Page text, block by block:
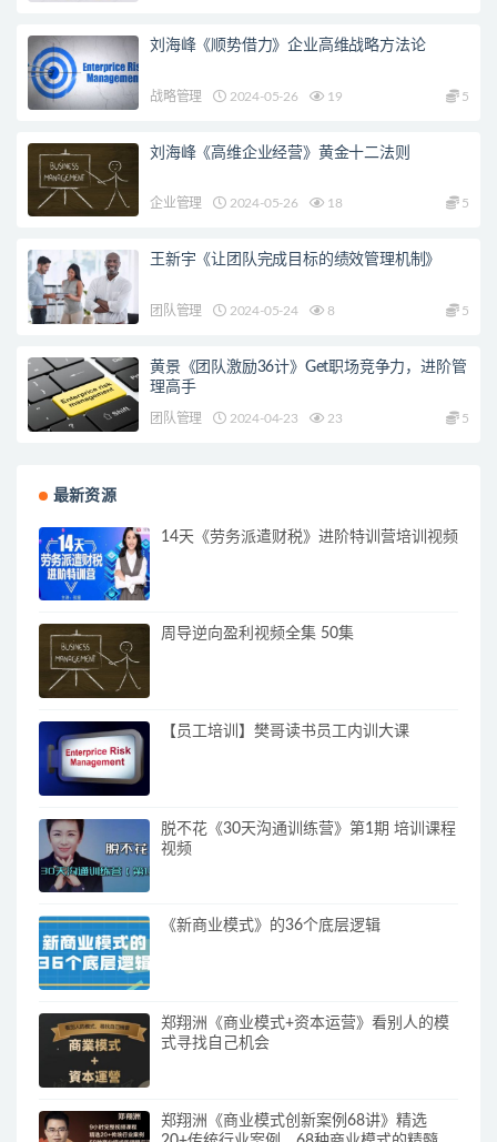
刘海峰《顺势借力》企业高维战略方法论
战略管理 2024-05-26 19 5
刘海峰《高维企业经营》黄金十二法则
企业管理 2024-05-26 18 5
王新宇《让团队完成目标的绩效管理机制》
团队管理 2024-05-24 8 5
黄景《团队激励36计》Get职场竞争力，进阶管
理高手
团队管理 2024-04-23 23 5
最新资源
14天《劳务派遣财税》进阶特训营培训视频
周导逆向盈利视频全集 50集
【员工培训】樊哥读书员工内训大课
脱不花《30天沟通训练营》第1期 培训课程
视频
《新商业模式》的36个底层逻辑
郑翔洲《商业模式+资本运营》看别人的模
式寻找自己机会
郑翔洲《商业模式创新案例68讲》精选